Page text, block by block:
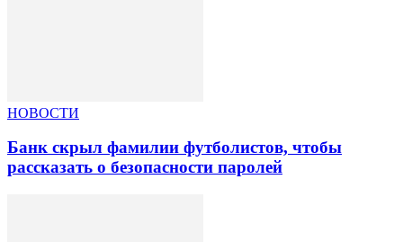
НОВОСТИ
Банк скрыл фамилии футболистов, чтобы
рассказать о безопасности паролей